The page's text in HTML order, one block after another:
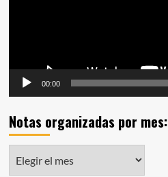
00:00
Notas organizadas por mes:
organizadas